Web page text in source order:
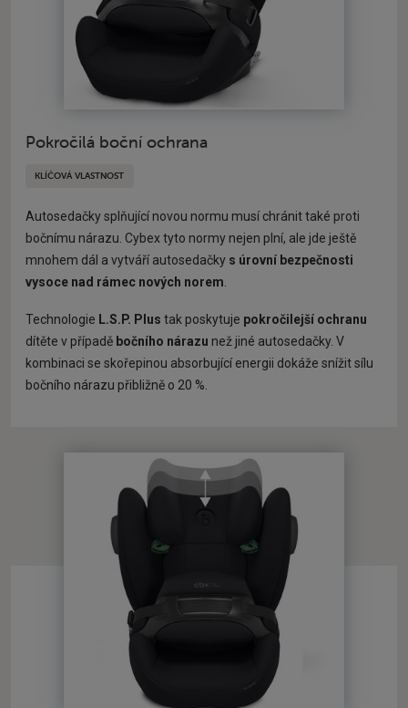
Pokročilá boční ochrana
KLÍČOVÁ VLASTNOST
Autosedačky splňující novou normu musí chránit také proti
bočnímu nárazu. Cybex tyto normy nejen plní, ale jde ještě
mnohem dál a vytváří autosedačky s úrovní bezpečnosti
vysoce nad rámec nových norem
Technologie L.S.P. Plus tak poskytuje pokročilejší ochranu
dítěte v případě bočního nárazu než jiné autosedačky. V
kombinaci se skořepinou absorbující energii dokáže snížit sílu
bočního nárazu přibližně o 20 %.